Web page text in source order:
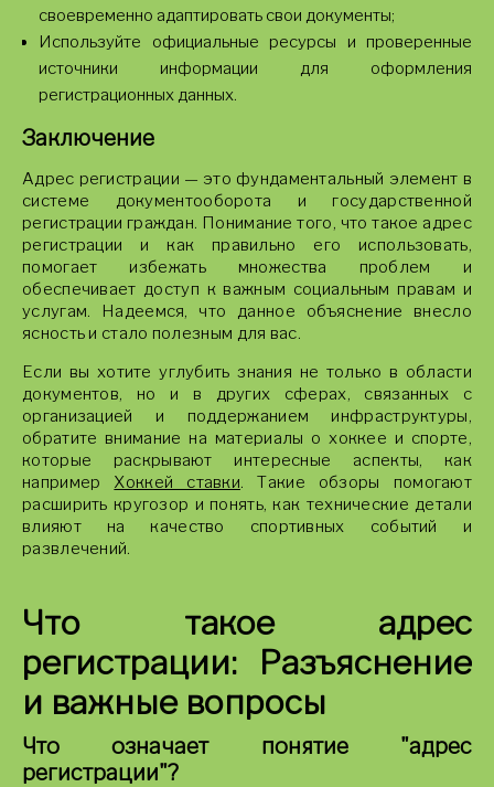
своевременно адаптировать свои документы;
Используйте официальные ресурсы и проверенные
источники информации для оформления
регистрационных данных.
Заключение
Адрес регистрации — это фундаментальный элемент в
системе документооборота и государственной
регистрации граждан. Понимание того, что такое адрес
регистрации и как правильно его использовать,
помогает избежать множества проблем и
обеспечивает доступ к важным социальным правам и
услугам. Надеемся, что данное объяснение внесло
ясность и стало полезным для вас.
Если вы хотите углубить знания не только в области
документов, но и в других сферах, связанных с
организацией и поддержанием инфраструктуры,
обратите внимание на материалы о хоккее и спорте,
которые раскрывают интересные аспекты, как
например Хоккей ставки. Такие обзоры помогают
расширить кругозор и понять, как технические детали
влияют на качество спортивных событий и
развлечений.
Что такое адрес
регистрации: Разъяснение
и важные вопросы
Что означает понятие "адрес
регистрации"?